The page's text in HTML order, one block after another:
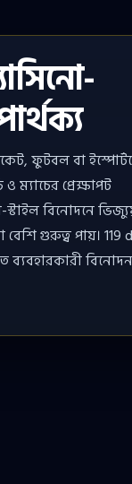
ফুটবল বা
ম্যাচের প্রেক্ষাপট
বিনোদনে
গুরুত্ব পায়। 119
ব্যবহারকারী